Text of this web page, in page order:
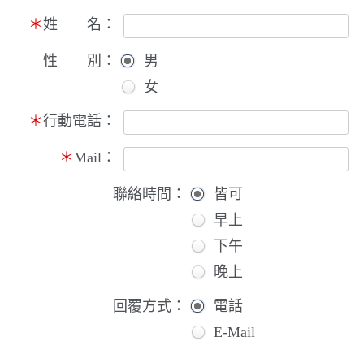
＊姓 名：
性 別：
男
女
＊行動電話：
＊Mail：
聯絡時間：
皆可
早上
下午
晚上
回覆方式：
電話
E-Mail